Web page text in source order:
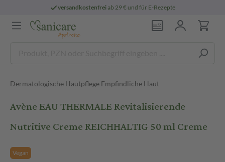
versandkostenfreiab 29 € und für E-Rezepte
Dermatologische Hautpflege Empfindliche Haut
Avène EAU THERMALE Revitalisierende
Nutritive Creme REICHHALTIG 50 ml Creme
Vegan